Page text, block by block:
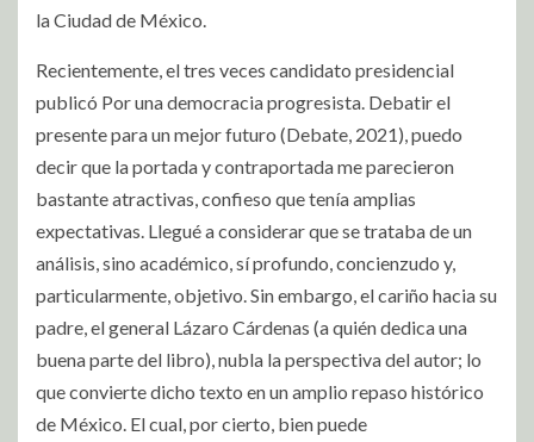
la Ciudad de México.
Recientemente, el tres veces candidato presidencial
publicó Por una democracia progresista. Debatir el
presente para un mejor futuro (Debate, 2021), puedo
decir que la portada y contraportada me parecieron
bastante atractivas, confieso que tenía amplias
expectativas. Llegué a considerar que se trataba de un
análisis, sino académico, sí profundo, concienzudo y,
particularmente, objetivo. Sin embargo, el cariño hacia su
padre, el general Lázaro Cárdenas (a quién dedica una
buena parte del libro), nubla la perspectiva del autor; lo
que convierte dicho texto en un amplio repaso histórico
de México. El cual, por cierto, bien puede